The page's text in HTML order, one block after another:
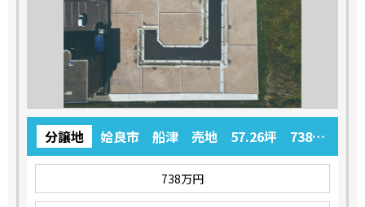
分譲地
姶良市 船津 売地 57.26坪 738万
円
738万円